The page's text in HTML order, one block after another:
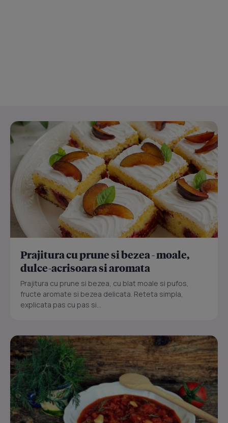
Prajitura cu prune si bezea - moale,
dulce-acrisoara si aromata
Prajitura cu prune si bezea, cu blat moale si pufos,
fructe aromate si bezea delicata. Reteta simpla,
explicata pas cu pas si...